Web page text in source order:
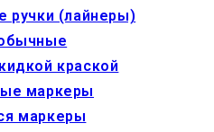
ручки (лайнеры)
краской
маркеры
маркеры